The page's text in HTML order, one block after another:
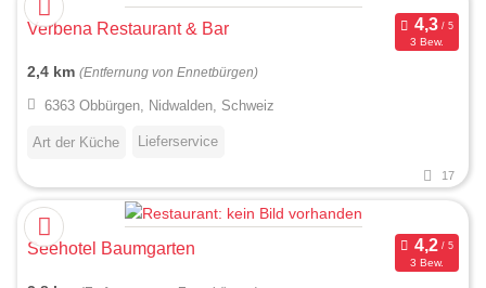
Verbena Restaurant & Bar
3 Bew.
2,4 km (Entfernung von Ennetbürgen)
6363 Obbürgen, Nidwalden, Schweiz
Art der Küche Lieferservice
17
Seehotel Baumgarten
3 Bew.